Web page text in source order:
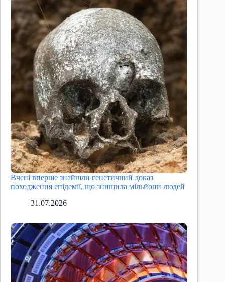
Вчені вперше знайшли генетичний доказ
походження епідемії, що знищила мільйони людей
31.07.2026